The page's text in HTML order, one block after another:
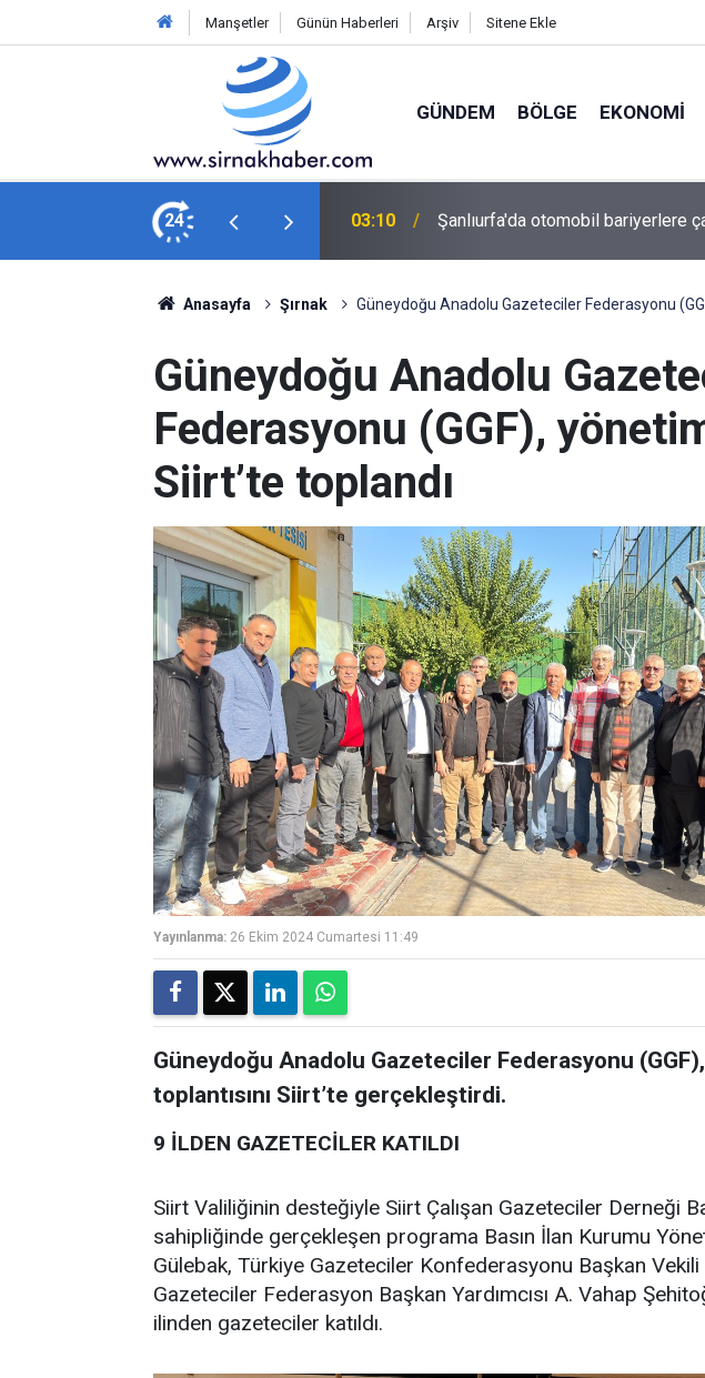
Manşetler Günün Haberleri Arşiv Sitene Ekle
GÜNDEM BÖLGE EKONOMI
24
1 ölü, 1 yaralı 02:02 Trendyol 1. Lig: Boluspor: 1 –
Anasayfa Şırnak Güneydoğu Anadolu Gazeteciler Federasyonu
Güneydoğu Anadolu
Federasyonu (GGF),
Siirt’te toplandı
Yayınlanma: 26 Ekim 2024 Cumartesi 11:49
Güneydoğu Anadolu Gazeteciler Federasyonu
toplantısını Siirt’te gerçekleştirdi.
9 İLDEN GAZETECİLER KATILDI
Siirt Valiliğinin desteğiyle Siirt Çalışan Gazeteciler Derneği
sahipliğinde gerçekleşen programa Basın İlan Kurumu
Gülebak, Türkiye Gazeteciler Konfederasyonu Başkan
Gazeteciler Federasyon Başkan Yardımcısı A. Vahap
ilinden gazeteciler katıldı.